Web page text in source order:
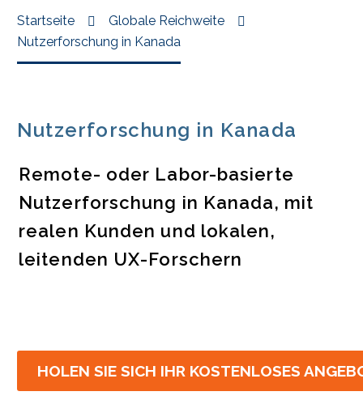
Startseite
Globale Reichweite
Nutzerforschung in Kanada
Nutzerforschung in Kanada
Remote- oder Labor-basierte
Nutzerforschung in Kanada, mit
realen Kunden und lokalen,
leitenden UX-Forschern
HOLEN SIE SICH IHR KOSTENLOSES